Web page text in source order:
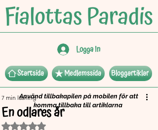
Logga In
Startsida Medlemssida Bloggartiklar
En odlares år
7 min läsning
Betygsatt till NaN av 5 stjärnor.
Använd tillbakapilen på mobilen för att
komma tillbaka till artiklarna